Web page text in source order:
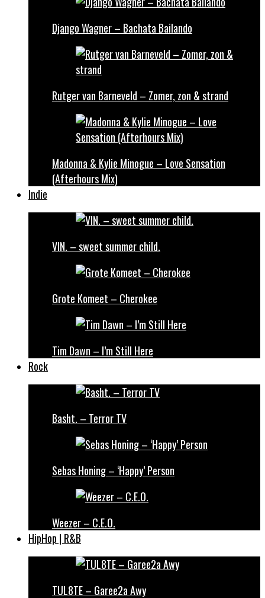
Django Wagner – Bachata Bailando
Rutger van Barneveld – Zomer, zon & strand
Madonna & Kylie Minogue – Love Sensation
(Afterhours Mix)
Indie
VIN. – sweet summer child.
Grote Komeet – Cherokee
Tim Dawn – I’m Still Here
Rock
Basht. – Terror TV
Sebas Honing – ‘Happy’ Person
Weezer – C.E.O.
HipHop | R&B
TUL8TE – Garee2a Awy